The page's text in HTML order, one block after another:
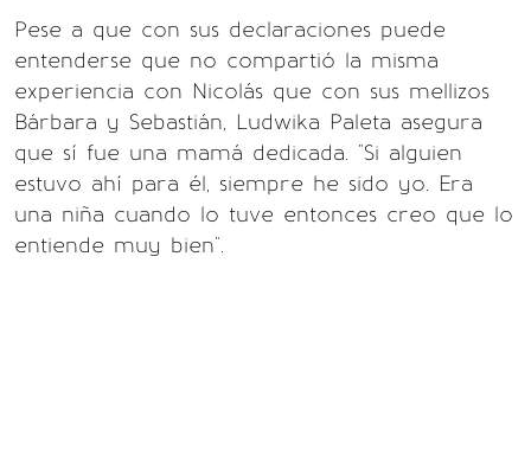
Pese a que con sus declaraciones puede
entenderse que no compartió la misma
experiencia con Nicolás que con sus mellizos
Bárbara y Sebastián, Ludwika Paleta asegura
que sí fue una mamá dedicada. "Si alguien
estuvo ahí para él, siempre he sido yo. Era
una niña cuando lo tuve entonces creo que lo
entiende muy bien".